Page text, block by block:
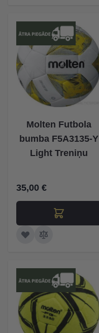
Molten Futbola
bumba F5A3135-Y
Light Treniņu
35,00 €